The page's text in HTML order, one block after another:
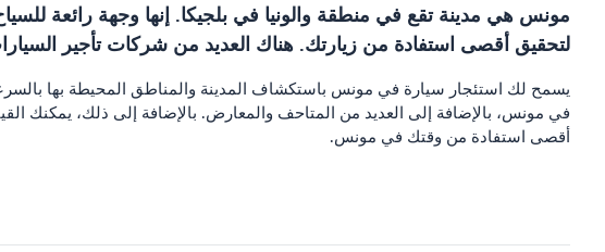
مونس هي مدينة تقع في منطقة والونيا في بلجيكا. إنها وجهة رائعة
لتحقيق أقصى استفادة من زيارتك. هناك العديد من شركات تأجير
في مونس، بالإضافة إلى العديد من المتاحف والمعارض. بالإضافة إلى ذلك، يمكنك
أقصى استفادة من وقتك في مونس.